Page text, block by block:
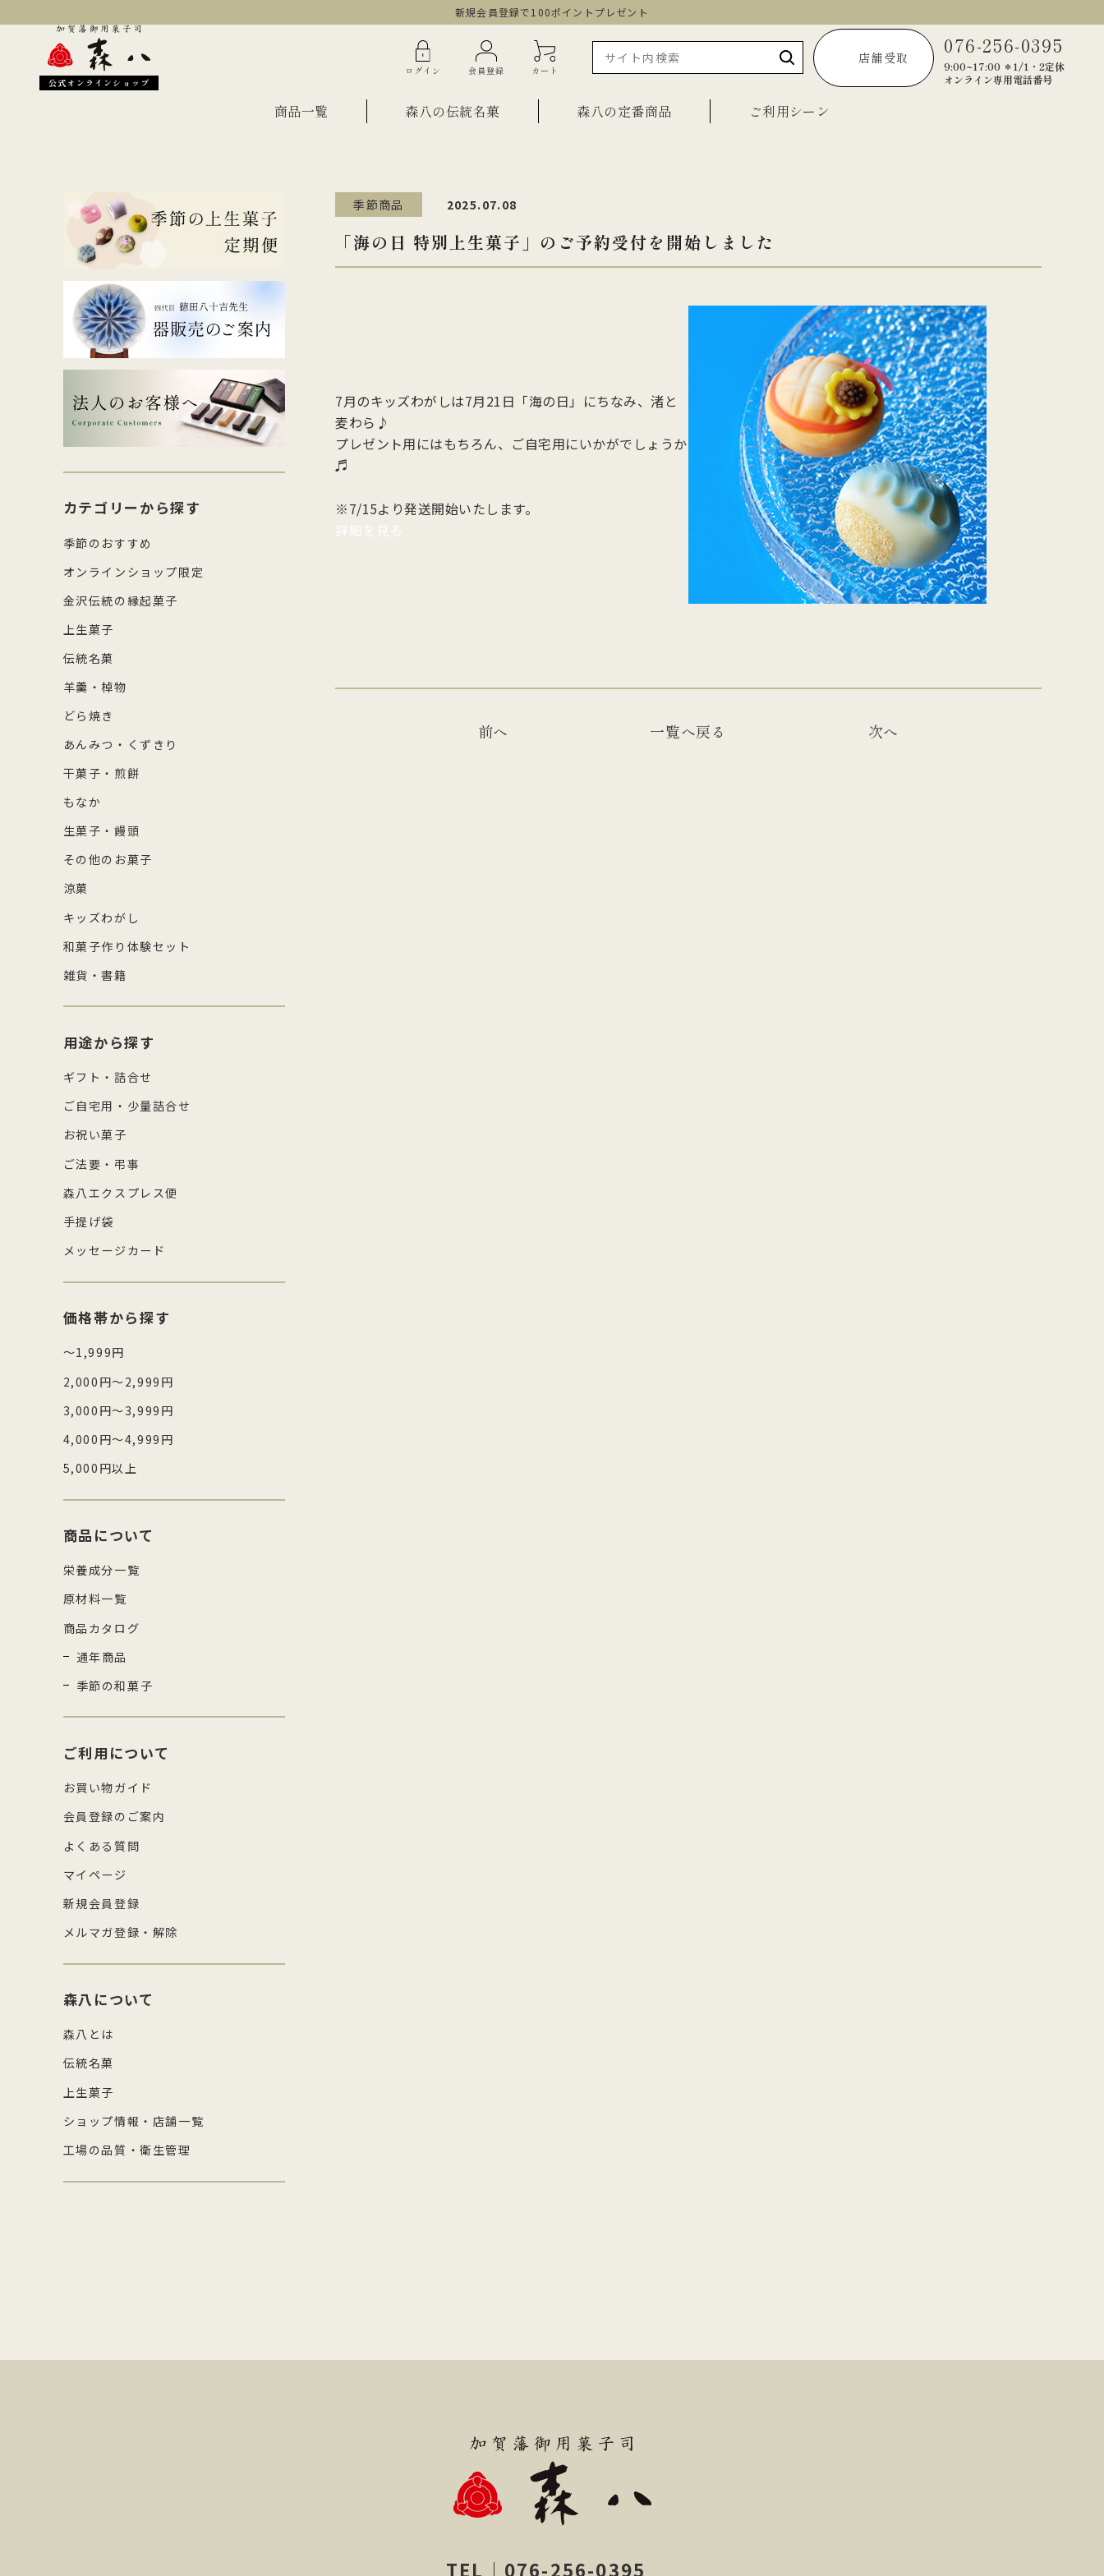
新規会員登録で100ポイントプレゼント
公式オンラインショップ
ログイン 会員登録 カート
店舗受取
076-256-0395
9:00~17:00 ＊1/1・2定休
オンライン専用電話番号
商品一覧
季節のおすすめ
オンラインショップ限定商品
金沢伝統の縁起菓子
上生菓子
伝統名菓
どら焼き
生菓子・饅頭
涼菓
キッズわがし
和菓子作り体験セット
雑貨・書籍
ご自宅用・少量詰合せ
お祝い菓子
メディア掲載商品
3,000円～3,999円
5,000円以上
森八の伝統名菓
長生殿
四百年間かわらぬ製法を守り続け日
本三名菓の随一と称えられておりま
す。
強い求肥で包み上げ、紅白の和三盆
糖を贅沢にまぶした森八の代表名
菓。
使用し、さっぱりとした上品な甘さ
が特徴です。４種類のサイズ展開を
ご用意。
黒羊羹「匠」
森八の昔ながらの黒羊羹。玄と比較
して、米飴を贅沢に使用しており、
濃厚でコクのある甘さが特徴です。
森八の定番商品
蛇玉もなか
森八の商標「蛇玉」を形にした、香
ばしい加賀のもなか種としっとりと
したこし餡が魅力
産小豆のつぶあんを包み込んだ人気
の森八定番菓子
羊羹「粋」は加賀金沢の天然の伏流
宝達葛くずきり
400年の歴史を誇る「宝達葛」を用
いた、つるりとした爽やかなのどご
しが自慢のくずきり
ご利用シーン
ギフト・詰合せ ご法要・弔事
季節商品 2025.07.08
「海の日 特別上生菓子」のご予約受付を開始しました
7月のキッズわがしは7月21日「海の日」にちなみ、渚と
麦わら♪
プレゼント用にはもちろん、ご自宅用にいかがでしょうか
♬
※7/15より発送開始いたします。
詳細を見る
前へ 一覧へ戻る 次へ
カテゴリーから探す
季節のおすすめ
オンラインショップ限定
金沢伝統の縁起菓子
上生菓子
伝統名菓
羊羹・棹物
どら焼き
あんみつ・くずきり
干菓子・煎餅
もなか
生菓子・饅頭
その他のお菓子
涼菓
キッズわがし
和菓子作り体験セット
雑貨・書籍
用途から探す
ギフト・詰合せ
ご自宅用・少量詰合せ
お祝い菓子
ご法要・弔事
森八エクスプレス便
手提げ袋
メッセージカード
価格帯から探す
～1,999円
2,000円～2,999円
3,000円～3,999円
4,000円～4,999円
5,000円以上
商品について
栄養成分一覧
原材料一覧
商品カタログ
通年商品
季節の和菓子
ご利用について
お買い物ガイド
会員登録のご案内
よくある質問
マイページ
新規会員登録
メルマガ登録・解除
森八について
森八とは
伝統名菓
上生菓子
ショップ情報・店舗一覧
工場の品質・衛生管理
TEL｜076-256-0395